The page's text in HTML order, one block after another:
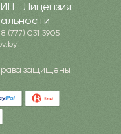
Лицензия
(777) 031 3905
защищены